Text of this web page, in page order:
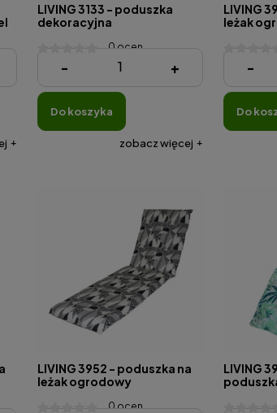
LIVING 3133 - poduszka
dekoracyjna
0 ocen
54,83 zł
- +
do koszyka
zobacz więcej
LIVING
leżak
224,03
-
do
LIVING 3952 - poduszka na
leżak ogrodowy
0 ocen
LIVING